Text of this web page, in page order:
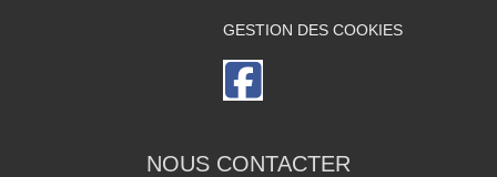
GESTION DES COOKIES
NOUS CONTACTER